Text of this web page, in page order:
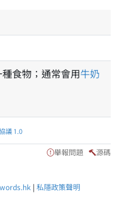
食物；通常會用牛奶
議 1.0
舉報問題 源碼
| 私隱政策聲明